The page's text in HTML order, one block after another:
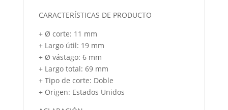
CARACTERÍSTICAS DE PRODUCTO
+ Ø corte: 11 mm
+ Largo útil: 19 mm
+ Ø vástago: 6 mm
+ Largo total: 69 mm
+ Tipo de corte: Doble
+ Origen: Estados Unidos